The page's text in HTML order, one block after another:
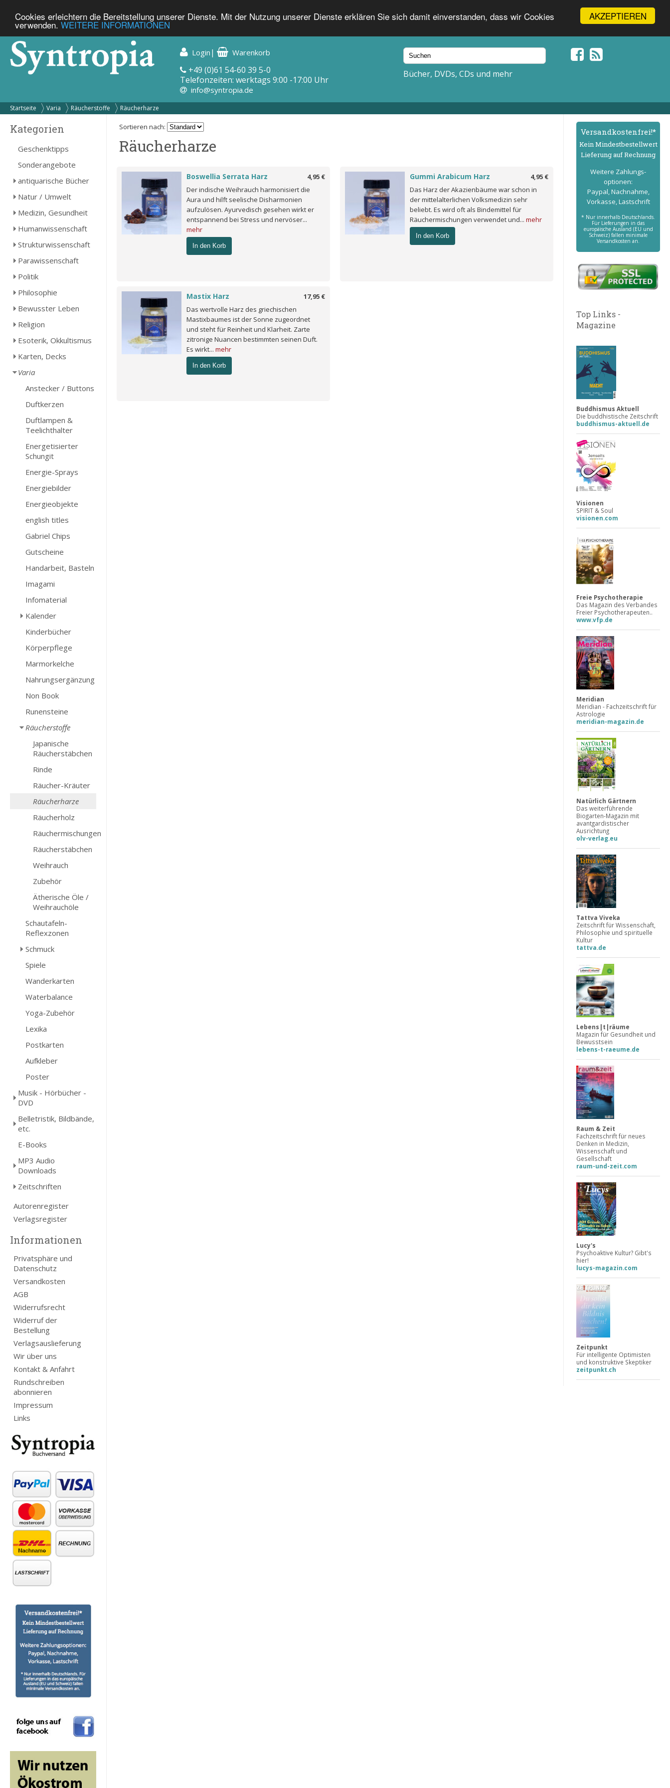
AKZEPTIEREN
Cookies erleichtern die Bereitstellung unserer Dienste. Mit der Nutzung unserer Dienste erklären Sie sich damit einverstanden, dass wir Cookies
verwenden. WEITERE INFORMATIONEN
Login | Warenkorb
+49 (0)61 54-60 39 5-0
Telefonzeiten: werktags 9:00 -17:00 Uhr
info@syntropia.de
Bücher, DVDs, CDs und mehr
Startseite Varia Räucherstoffe Räucherharze
Kategorien
Geschenktipps
Sonderangebote
antiquarische Bücher
Natur / Umwelt
Medizin, Gesundheit
Humanwissenschaft
Strukturwissenschaft
Parawissenschaft
Politik
Philosophie
Bewusster Leben
Religion
Esoterik, Okkultismus
Karten, Decks
Varia
Anstecker / Buttons
Duftkerzen
Duftlampen &
Teelichthalter
Energetisierter
Schungit
Energie-Sprays
Energiebilder
Energieobjekte
english titles
Gabriel Chips
Gutscheine
Handarbeit, Basteln
Imagami
Infomaterial
Kalender
Kinderbücher
Körperpflege
Marmorkelche
Nahrungsergänzung
Non Book
Runensteine
Räucherstoffe
Japanische
Räucherstäbchen
Rinde
Räucher-Kräuter
Räucherharze
Räucherholz
Räuchermischungen
Räucherstäbchen
Weihrauch
Zubehör
Ätherische Öle /
Weihrauchöle
Schautafeln-
Reflexzonen
Schmuck
Spiele
Wanderkarten
Waterbalance
Yoga-Zubehör
Lexika
Postkarten
Aufkleber
Poster
Musik - Hörbücher -
DVD
Belletristik, Bildbände,
etc.
E-Books
MP3 Audio
Downloads
Zeitschriften
Autorenregister
Verlagsregister
Informationen
Privatsphäre und
Datenschutz
Versandkosten
AGB
Widerrufsrecht
Widerruf der
Bestellung
Verlagsauslieferung
Wir über uns
Kontakt & Anfahrt
Rundschreiben
abonnieren
Impressum
Links
Sortieren nach:
Räucherharze
4,95 €
Boswellia Serrata Harz
Der indische Weihrauch harmonisiert die
Aura und hilft seelische Disharmonien
aufzulösen. Ayurvedisch gesehen wirkt er
entspannend bei Stress und nervöser...
mehr
In den Korb
4,95 €
Gummi Arabicum Harz
Das Harz der Akazienbäume war schon in
der mittelalterlichen Volksmedizin sehr
beliebt. Es wird oft als Bindemittel für
Räuchermischungen verwendet und... mehr
In den Korb
17,95 €
Mastix Harz
Das wertvolle Harz des griechischen
Mastixbaumes ist der Sonne zugeordnet
und steht für Reinheit und Klarheit. Zarte
zitronige Nuancen bestimmten seinen Duft.
Es wirkt... mehr
In den Korb
Versand­kostenfrei!*
Kein Mindest­bestell­wert
Lieferung auf Rechnung
Weitere Zahlungs­
optionen:
Paypal, Nachnahme,
Vorkasse, Lastschrift
* Nur innerhalb Deutschlands.
Für Lieferungen in das
europäische Ausland (EU und
Schweiz) fallen minimale
Versandkosten an.
Top Links -
Magazine
Buddhismus Aktuell
Die buddhistische Zeitschrift
buddhismus-aktuell.de
Visionen
SPIRIT & Soul
visionen.com
Freie Psychotherapie
Das Magazin des Verbandes
Freier Psychotherapeuten..
www.vfp.de
Meridian
Meridian - Fachzeitschrift für
Astrologie
meridian-magazin.de
Natürlich Gärtnern
Das weiterführende
Biogarten-Magazin mit
avantgardistischer
Ausrichtung
olv-verlag.eu
Tattva Viveka
Zeitschrift für Wissenschaft,
Philosophie und spirituelle
Kultur
tattva.de
Lebens|t|räume
Magazin für Gesundheit und
Bewusstsein
lebens-t-raeume.de
Raum & Zeit
Fachzeitschrift für neues
Denken in Medizin,
Wissenschaft und
Gesellschaft
raum-und-zeit.com
Lucy's
Psychoaktive Kultur? Gibt's
hier!
lucys-magazin.com
Zeitpunkt
Für intelligente Optimisten
und konstruktive Skeptiker
zeitpunkt.ch